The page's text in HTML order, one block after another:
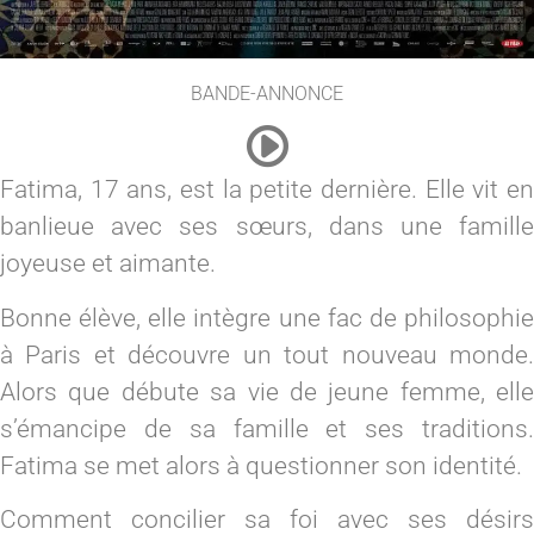
BANDE-ANNONCE
Fatima, 17 ans, est la petite dernière. Elle vit en
banlieue avec ses sœurs, dans une famille
joyeuse et aimante.
Bonne élève, elle intègre une fac de philosophie
à Paris et découvre un tout nouveau monde.
Alors que débute sa vie de jeune femme, elle
s’émancipe de sa famille et ses traditions.
Fatima se met alors à questionner son identité.
Comment concilier sa foi avec ses désirs